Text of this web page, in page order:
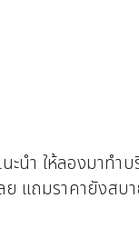
ะนำ ให้ลองมาทำ
แถมราคายังสบ